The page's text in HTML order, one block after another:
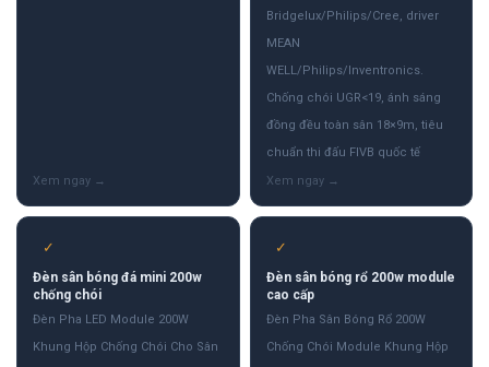
Bridgelux/Philips/Cree, driver
MEAN
WELL/Philips/Inventronics.
Chống chói UGR<19, ánh sáng
đồng đều toàn sân 18×9m, tiêu
chuẩn thi đấu FIVB quốc tế
✓
Đèn sân bóng đá mini 200w
chống chói
Đèn Pha LED Module 200W
Khung Hộp Chống Chói Cho Sân
✓
Đèn sân bóng rổ 200w module
cao cấp
Đèn Pha Sân Bóng Rổ 200W
Chống Chói Module Khung Hộp